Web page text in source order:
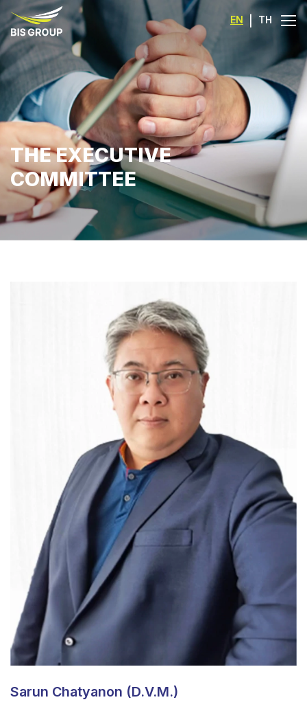
EN TH
THE EXECUTIVE
COMMITTEE
Sarun Chatyanon (D.V.M.)